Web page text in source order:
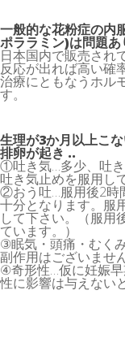
一般的な花粉症の内
ポララミン)は問題あ
日本国内で販売され
反応が出れば高い確
治療にともなうホル
す。
生理が3か月以上こ
排卵が起き ..
①吐き気…多少、吐
吐き気止めを服用し
②おう吐…服用後2時
十分となります。服
して下さい。（服用
ています。）
③眠気・頭痛・むく
副作用はございません
④奇形性…仮に妊娠
性に影響は与えない